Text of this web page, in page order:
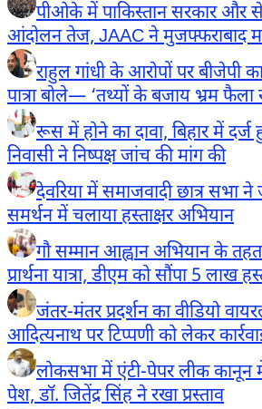
पीओके में पाकिस्तान सरकार और
आंदोलन तेज, JAAC ने मुजफ्फराबाद
राहुल गांधी के आरोपों पर बीजेपी
पात्रा बोले— ‘तथ्यों के बजाय भ्रम फैला
रूस में होने का दावा, बिहार में
निवासी ने निष्पक्ष जांच की मांग की
देवरिया में समाजवादी छात्र सभा ने
समर्थन में चलाया हस्ताक्षर अभियान
गौ सम्मान आह्वान अभियान के
प्रार्थना यात्रा, डीएम को सौंपा 5 लाख
जंतर-मंतर प्रदर्शन का वीडियो
आदित्यनाथ पर टिप्पणी को लेकर
लोकसभा में एंटी-पेपर लीक
पेश, डॉ. जितेंद्र सिंह ने रखा प्रस्ताव